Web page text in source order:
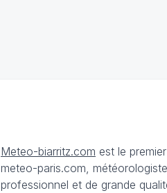
Meteo-biarritz.com est le
meteo-paris.com,
professionnel et de grande